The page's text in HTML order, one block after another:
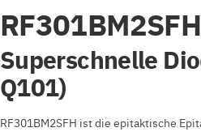
RF301BM2SFH
Superschnelle
Q101)
RF301BM2SFH ist die epitaktische